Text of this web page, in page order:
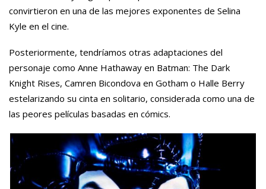
convirtieron en una de las mejores exponentes de Selina
Kyle en el cine.
Posteriormente, tendríamos otras adaptaciones del
personaje como Anne Hathaway en Batman: The Dark
Knight Rises, Camren Bicondova en Gotham o Halle Berry
estelarizando su cinta en solitario, considerada como una de
las peores películas basadas en cómics.